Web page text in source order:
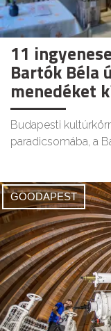
11
Bartók Béla
menedéket
Budapesti
paradicsomába, a
GOODAPEST